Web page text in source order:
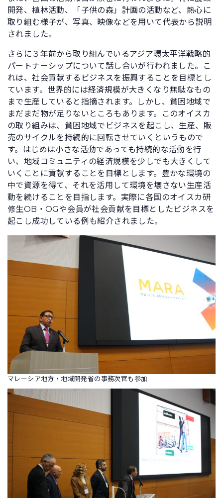
開発、植林活動、「子供の森」計画の活動など、熱心に
取り組む様子が、写真、映像などを用いて代表から説明
されました。
さらに３年前から取り組んでいるアジア環太平洋戦略的
パートナーシップについて話し合いが行われました。こ
れは、社会貢献するビジネスを振興することを目標とし
ています。世界的には経済規模が大きくなり無駄なもの
まで生産していると指摘されます。しかし、貧困地域で
まだまだ物が足りないところもあります。このオイスカ
の取り組みは、貧困地域でビジネスを起こし、生産、販
売のサイクルを持続的に回転させていくというもので
す。はじめは小さな活動であっても持続的な活動を行
い、地域コミュニティの経済規模を少しでも大きくして
いくことに貢献することを目標とします。豊かな環境の
中で資源を得て、それを活用して環境を壊さない生産活
動を続けることを目指します。実際に各国のオイスカ研
修生OB・OGや会員が社会貢献を目標としたビジネスを
起こし成功している例も紹介されました。
マレーシア地方・地域開発省の事務次官も参加